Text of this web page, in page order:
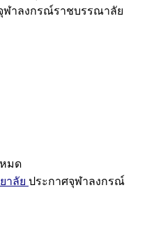
ฬาลงกรณ์ราชบรรณาลัย
มด
าลัย ประกาศจุฬาลงกรณ์